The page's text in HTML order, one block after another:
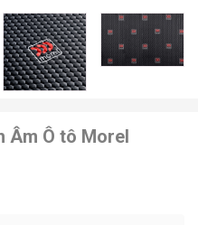
Âm Ô tô Morel